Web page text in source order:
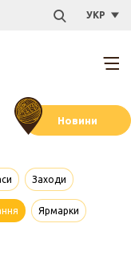
УКР
Новини
Заходи
Ярмарки